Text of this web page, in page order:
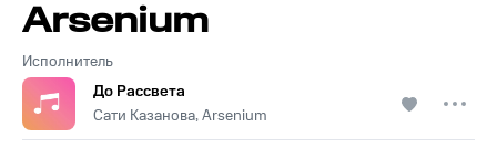
Исполнитель
Arsenium
До Рассвета
Сати Казанова, Arsenium